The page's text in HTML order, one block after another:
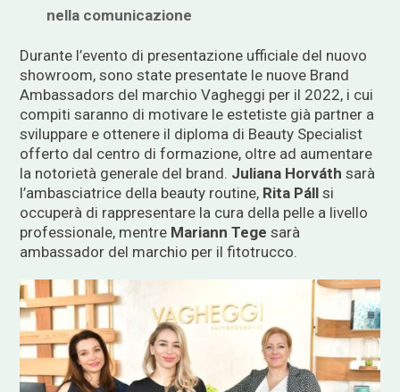
nella comunicazione
Durante l’evento di presentazione ufficiale del nuovo
showroom, sono state presentate le nuove Brand
Ambassadors del marchio Vagheggi per il 2022, i cui
compiti saranno di motivare le estetiste già partner a
sviluppare e ottenere il diploma di Beauty Specialist
offerto dal centro di formazione, oltre ad aumentare
la notorietà generale del brand. Juliana Horváth sarà
l’ambasciatrice della beauty routine, Rita Páll si
occuperà di rappresentare la cura della pelle a livello
professionale, mentre Mariann Tege sarà
ambassador del marchio per il fitotrucco.